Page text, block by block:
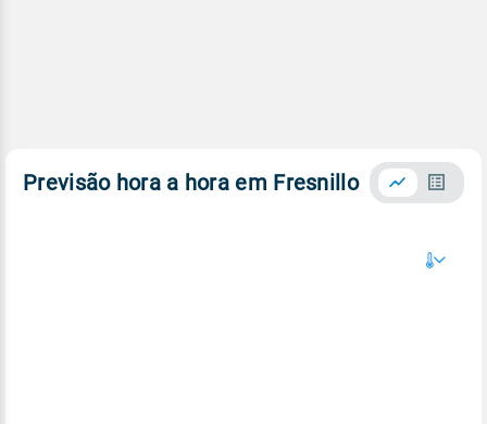
Previsão hora a hora em Fresnillo